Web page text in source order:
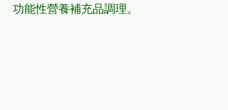
功能性營養補充品調理。